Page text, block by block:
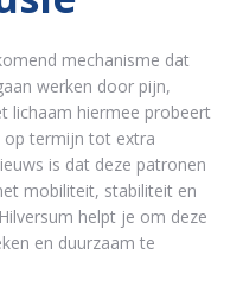
mechanisme dat
werken door pijn,
lichaam hiermee probeert
op termijn tot extra
is dat deze patronen
mobiliteit, stabiliteit en
helpt je om deze
en duurzaam te